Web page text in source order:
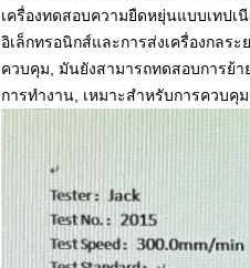
เครื่องทดสอบความยืดหยุ่นแบบเทป
อิเล็กทรอนิกส์และการส่งเครื่องกลร
ควบคุม, มันยังสามารถทดสอบการย้า
การทํางาน, เหมาะสําหรับการควบ